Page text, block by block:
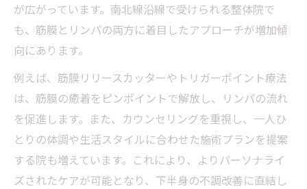
が広がっています。南北線沿線で受けられる整体院で
も、筋膜とリンパの両方に着目したアプローチが増加傾
向にあります。
例えば、筋膜リリースカッターやトリガーポイント療法
は、筋膜の癒着をピンポイントで解放し、リンパの流れ
を促進します。また、カウンセリングを重視し、一人ひ
とりの体調や生活スタイルに合わせた施術プランを提案
する院も増えています。これにより、よりパーソナライ
ズされたケアが可能となり、下半身の不調改善に直結し